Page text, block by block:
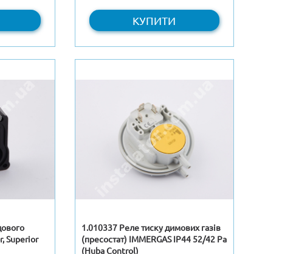
КУПИТИ
Superior
1.010337 Реле тиску димових газів
(пресостат) IMMERGAS ІР44 52/42 Ра
(Huba Control)